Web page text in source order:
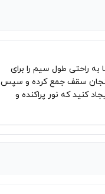
به راحتی طول سیم را برای
فنجان سقف جمع کرده و سپس
کنید که نور پراکنده و